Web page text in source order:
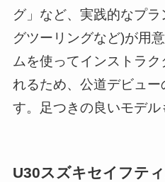
グ」など、実践的なプ
グツーリングなど)が用
ムを使ってインストラク
れるため、公道デビュ
す。足つきの良いモデル
U30スズキセイフテ